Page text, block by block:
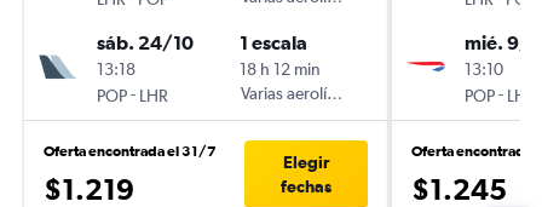
sáb. 24/10
13:18
POP- LHR
1 escala
18 h 12 min
Varias aerolíneas
Oferta encontrada el 31/7
$1.219
Elegir
fechas
mié. 9/9
13:10
POP- LHR
Oferta encontrada
$1.245